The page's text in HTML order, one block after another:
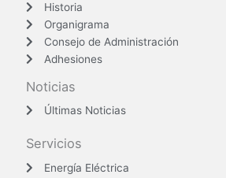
Historia
Organigrama
Consejo de Administración
Adhesiones
Noticias
Últimas Noticias
Servicios
Energía Eléctrica